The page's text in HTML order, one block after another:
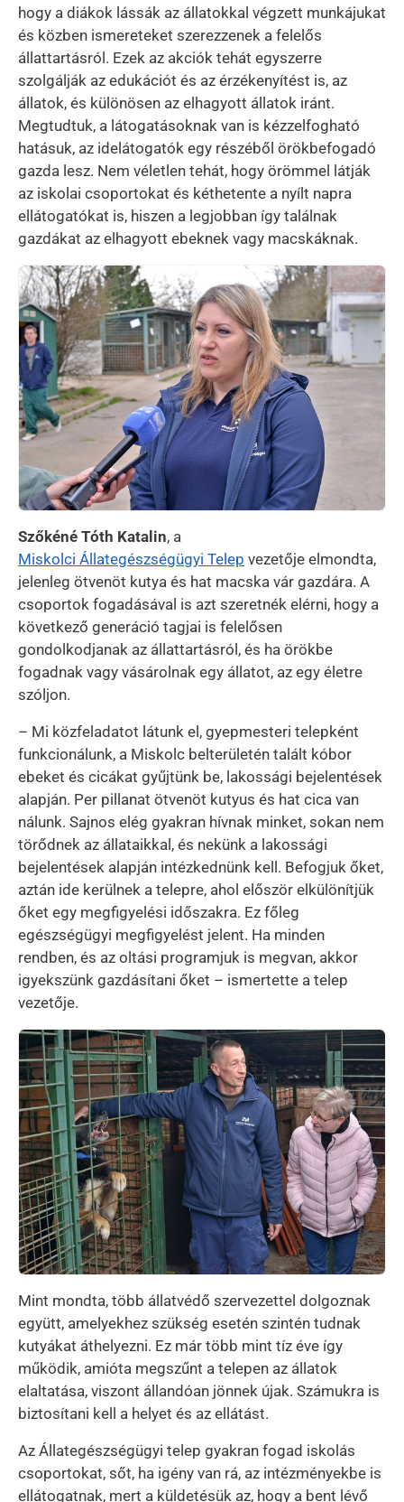
hogy a diákok lássák az állatokkal végzett munkájukat
és közben ismereteket szerezzenek a felelős
állattartásról. Ezek az akciók tehát egyszerre
szolgálják az edukációt és az érzékenyítést is, az
állatok, és különösen az elhagyott állatok iránt.
Megtudtuk, a látogatásoknak van is kézzelfogható
hatásuk, az idelátogatók egy részéből örökbefogadó
gazda lesz. Nem véletlen tehát, hogy örömmel látják
az iskolai csoportokat és kéthetente a nyílt napra
ellátogatókat is, hiszen a legjobban így találnak
gazdákat az elhagyott ebeknek vagy macskáknak.
Kép
Szőkéné Tóth Katalin, a
Miskolci Állategészségügyi Telep vezetője elmondta,
jelenleg ötvenöt kutya és hat macska vár gazdára. A
csoportok fogadásával is azt szeretnék elérni, hogy a
következő generáció tagjai is felelősen
gondolkodjanak az állattartásról, és ha örökbe
fogadnak vagy vásárolnak egy állatot, az egy életre
szóljon.
– Mi közfeladatot látunk el, gyepmesteri telepként
funkcionálunk, a Miskolc belterületén talált kóbor
ebeket és cicákat gyűjtünk be, lakossági bejelentések
alapján. Per pillanat ötvenöt kutyus és hat cica van
nálunk. Sajnos elég gyakran hívnak minket, sokan nem
törődnek az állataikkal, és nekünk a lakossági
bejelentések alapján intézkednünk kell. Befogjuk őket,
aztán ide kerülnek a telepre, ahol először elkülönítjük
őket egy megfigyelési időszakra. Ez főleg
egészségügyi megfigyelést jelent. Ha minden
rendben, és az oltási programjuk is megvan, akkor
igyekszünk gazdásítani őket – ismertette a telep
vezetője.
Kép
Mint mondta, több állatvédő szervezettel dolgoznak
együtt, amelyekhez szükség esetén szintén tudnak
kutyákat áthelyezni. Ez már több mint tíz éve így
működik, amióta megszűnt a telepen az állatok
elaltatása, viszont állandóan jönnek újak. Számukra is
biztosítani kell a helyet és az ellátást.
Az Állategészségügyi telep gyakran fogad iskolás
csoportokat, sőt, ha igény van rá, az intézményekbe is
ellátogatnak, mert a küldetésük az, hogy a bent lévő